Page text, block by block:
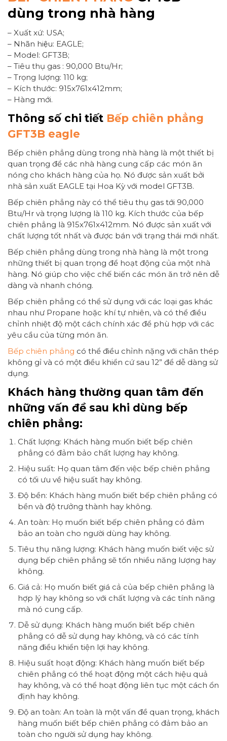
dùng trong nhà hàng
– Xuất xứ: USA;
– Nhãn hiệu: EAGLE;
– Model: GFT3B;
– Tiêu thụ gas : 90,000 Btu/Hr;
– Trọng lượng: 110 kg;
– Kích thước: 915x761x412mm;
– Hàng mới.
Thông số chi tiết Bếp chiên phẳng
GFT3B eagle
Bếp chiên phẳng dùng trong nhà hàng là một thiết bị
quan trọng để các nhà hàng cung cấp các món ăn
nóng cho khách hàng của họ. Nó được sản xuất bởi
nhà sản xuất EAGLE tại Hoa Kỳ với model GFT3B.
Bếp chiên phẳng này có thể tiêu thụ gas tới 90,000
Btu/Hr và trọng lượng là 110 kg. Kích thước của bếp
chiên phẳng là 915x761x412mm. Nó được sản xuất với
chất lượng tốt nhất và được bán với trạng thái mới nhất.
Bếp chiên phẳng dùng trong nhà hàng là một trong
những thiết bị quan trọng để hoạt động của một nhà
hàng. Nó giúp cho việc chế biến các món ăn trở nên dễ
dàng và nhanh chóng.
Bếp chiên phẳng có thể sử dụng với các loại gas khác
nhau như Propane hoặc khí tự nhiên, và có thể điều
chỉnh nhiệt độ một cách chính xác để phù hợp với các
yêu cầu của từng món ăn.
Bếp chiên phẳng có thể điều chỉnh nặng với chân thép
không gỉ và có một điều khiển cứ sau 12” để dễ dàng sử
dụng.
Khách hàng thường quan tâm đến
những vấn đề sau khi dùng bếp
chiên phẳng:
Chất lượng: Khách hàng muốn biết bếp chiên
phẳng có đảm bảo chất lượng hay không.
Hiệu suất: Họ quan tâm đến việc bếp chiên phẳng
có tối ưu về hiệu suất hay không.
Độ bền: Khách hàng muốn biết bếp chiên phẳng có
bền và độ trưởng thành hay không.
An toàn: Họ muốn biết bếp chiên phẳng có đảm
bảo an toàn cho người dùng hay không.
Tiêu thụ năng lượng: Khách hàng muốn biết việc sử
dụng bếp chiên phẳng sẽ tốn nhiều năng lượng hay
không.
Giá cả: Họ muốn biết giá cả của bếp chiên phẳng là
hợp lý hay không so với chất lượng và các tính năng
mà nó cung cấp.
Dễ sử dụng: Khách hàng muốn biết bếp chiên
phẳng có dễ sử dụng hay không, và có các tính
năng điều khiển tiện lợi hay không.
Hiệu suất hoạt động: Khách hàng muốn biết bếp
chiên phẳng có thể hoạt động một cách hiệu quả
hay không, và có thể hoạt động liên tục một cách ổn
định hay không.
Độ an toàn: An toàn là một vấn đề quan trọng, khách
hàng muốn biết bếp chiên phẳng có đảm bảo an
toàn cho người sử dụng hay không.